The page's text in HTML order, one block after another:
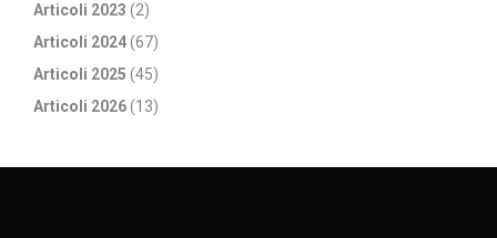
Articoli 2023 (2)
Articoli 2024(67)
Articoli 2025 (45)
Articoli 2026(13)